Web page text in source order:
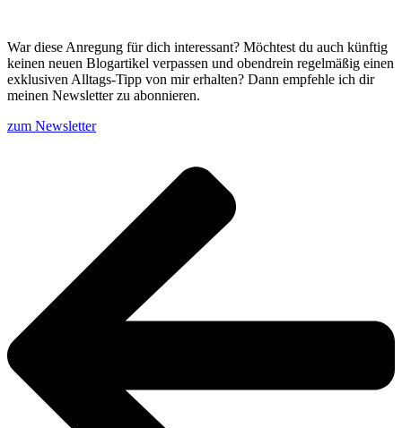
War diese Anregung für dich interessant? Möchtest du auch künftig
keinen neuen Blogartikel verpassen und obendrein regelmäßig einen
exklusiven Alltags-Tipp von mir erhalten? Dann empfehle ich dir
meinen Newsletter zu abonnieren.
zum Newsletter